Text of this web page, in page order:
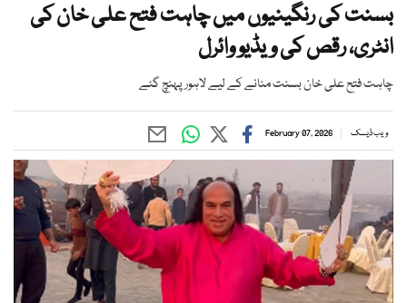
بسنت کی رنگینیوں میں چاہت فتح علی خان کی
انٹری، رقص کی ویڈیو وائرل
چاہت فتح علی خان بسنت منانے کے لیے لاہور پہنچ گئے
ویب ڈیسک February 07, 2026